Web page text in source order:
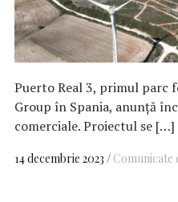
Puerto Real 3, primul parc
Group în Spania, anunță
comerciale. Proiectul se […]
14 decembrie 2023 Comunicate